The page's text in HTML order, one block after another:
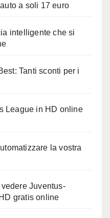
a soli 17 euro
intelligente che si
Tanti sconti per i
League in HD online
la vostra
Juventus-
gratis online